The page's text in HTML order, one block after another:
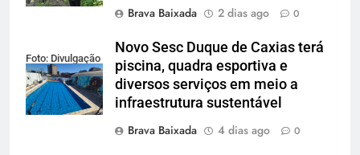
Brava Baixada
2 dias ago 0
Foto: Divulgação
Novo Sesc Duque de Caxias terá
piscina, quadra esportiva e
diversos serviços em meio a
infraestrutura sustentável
Brava Baixada
4 dias ago 0